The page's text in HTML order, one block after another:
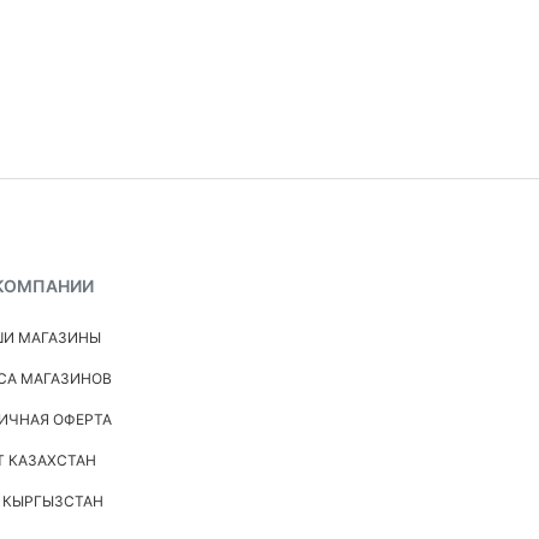
МАГАЗИНЫ
МАГАЗИНОВ
ОФЕРТА
КАЗАХСТАН